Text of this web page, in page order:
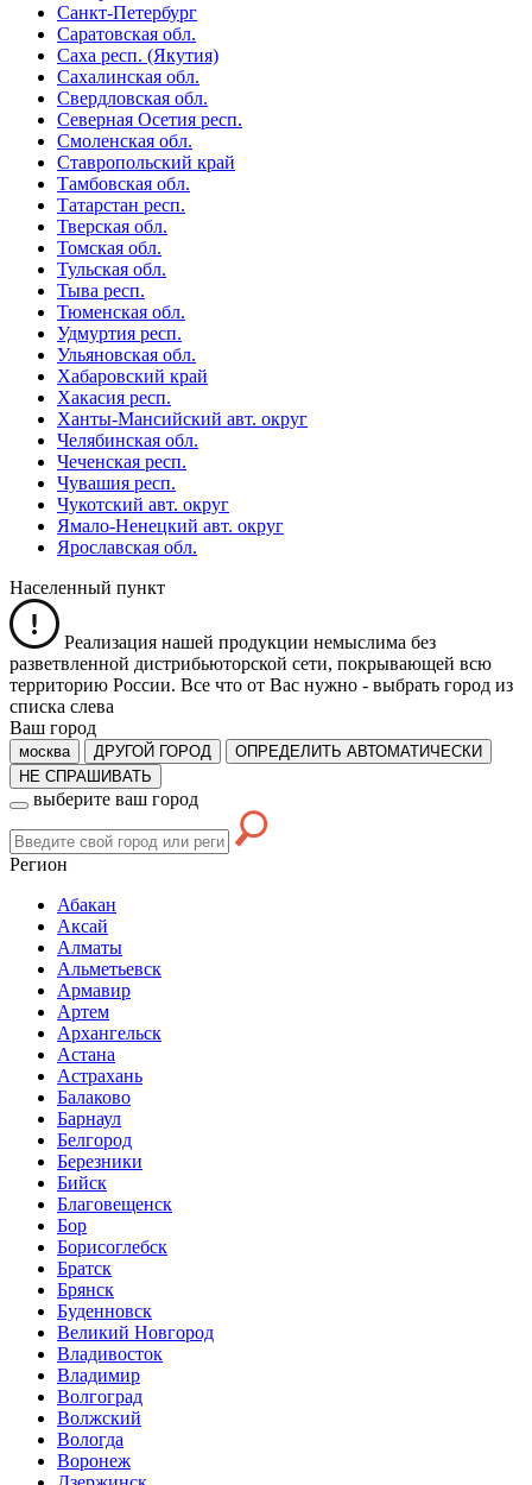
Санкт-Петербург
Саратовская обл.
Саха респ. (Якутия)
Сахалинская обл.
Свердловская обл.
Северная Осетия респ.
Смоленская обл.
Ставропольский край
Тамбовская обл.
Татарстан респ.
Тверская обл.
Томская обл.
Тульская обл.
Тыва респ.
Тюменская обл.
Удмуртия респ.
Ульяновская обл.
Хабаровский край
Хакасия респ.
Ханты-Мансийский авт. округ
Челябинская обл.
Чеченская респ.
Чувашия респ.
Чукотский авт. округ
Ямало-Ненецкий авт. округ
Ярославская обл.
Населенный пункт
Реализация нашей продукции немыслима без
разветвленной дистрибьюторской сети, покрывающей всю
территорию России. Все что от Вас нужно - выбрать город из
списка слева
Ваш город
москва ДРУГОЙ ГОРОД
ОПРЕДЕЛИТЬ АВТОМАТИЧЕСКИ
НЕ СПРАШИВАТЬ
выберите ваш город
Регион
Абакан
Аксай
Алматы
Альметьевск
Армавир
Артем
Архангельск
Астана
Астрахань
Балаково
Барнаул
Белгород
Березники
Бийск
Благовещенск
Бор
Борисоглебск
Братск
Брянск
Буденновск
Великий Новгород
Владивосток
Владимир
Волгоград
Волжский
Вологда
Воронеж